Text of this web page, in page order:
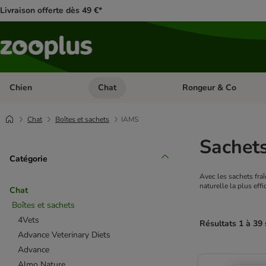
Livraison offerte dès 49 €*
Chien Dérouler les catégories: Chien
Chat Dérouler les catégories:
Rongeur & Co
Chat Boîtes et sachets IAMS
Catégorie
Chat
Boîtes et sachets
4Vets
Advance Veterinary Diets
Advance
Avec les sachets
naturelle la plus
Résultats 1 à 39